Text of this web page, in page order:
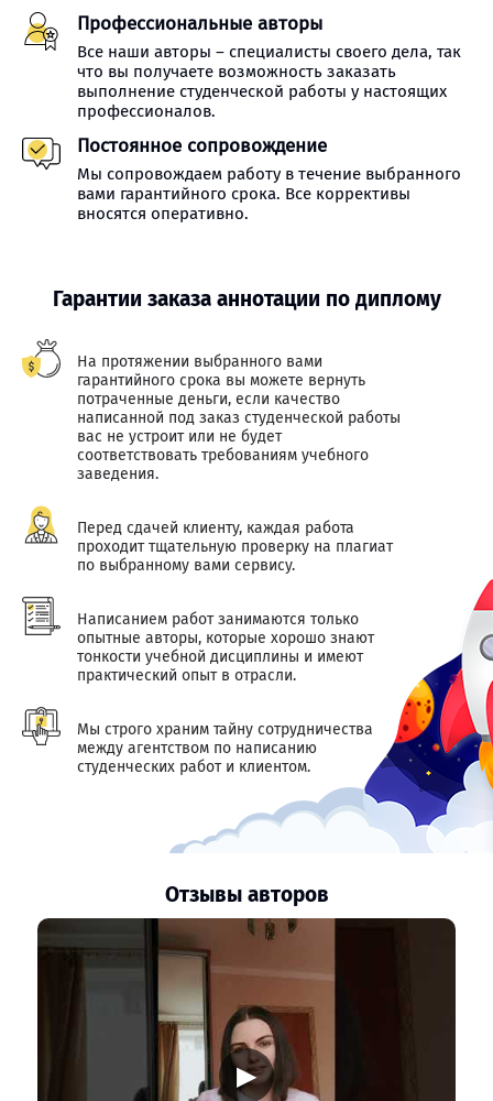
Профессиональные авторы
Все наши авторы – специалисты своего дела, так
что вы получаете возможность заказать
выполнение студенческой работы у настоящих
профессионалов.
Постоянное сопровождение
Мы сопровождаем работу в течение выбранного
вами гарантийного срока. Все коррективы
вносятся оперативно.
Гарантии заказа аннотации по диплому
На протяжении выбранного вами
гарантийного срока вы можете вернуть
потраченные деньги, если качество
написанной под заказ студенческой работы
вас не устроит или не будет
соответствовать требованиям учебного
заведения.
Перед сдачей клиенту, каждая работа
проходит тщательную проверку на плагиат
по выбранному вами сервису.
Написанием работ занимаются только
опытные авторы, которые хорошо знают
тонкости учебной дисциплины и имеют
практический опыт в отрасли.
Мы строго храним тайну сотрудничества
между агентством по написанию
студенческих работ и клиентом.
Отзывы авторов
▶